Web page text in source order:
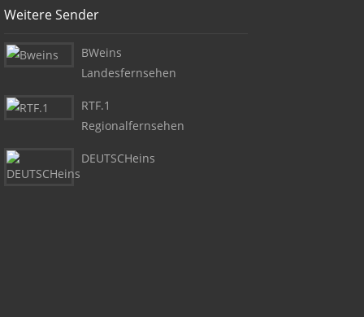
Weitere Sender
BWeins
Landesfernsehen
RTF.1
Regionalfernsehen
DEUTSCHeins